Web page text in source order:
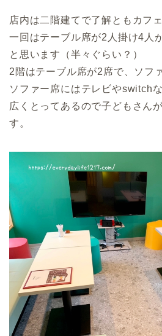
店内は二階建てで了解ともカフ
一回はテーブル席が2人掛け4人
と思います（半々ぐらい？）
2階はテーブル席が2席で、ソフ
ソファー席にはテレビやswitch
広くとってあるので子どもさん
す。